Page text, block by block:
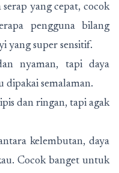
yang cepat, cocok
pengguna bilang
yang super sensitif.
nyaman, tapi daya
dipakai semalaman.
dan ringan, tapi agak
kelembutan, daya
Cocok banget untuk